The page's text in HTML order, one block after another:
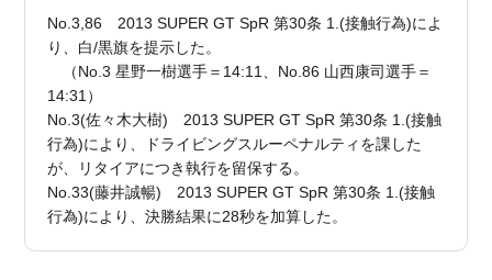
No.3,86 2013 SUPER GT SpR 第30条 1.(接触行為)によ
り、白/黒旗を提示した。
（No.3 星野一樹選手＝14:11、No.86 山西康司選手＝
14:31）
No.3(佐々木大樹) 2013 SUPER GT SpR 第30条 1.(接触
行為)により、ドライビングスルーペナルティを課した
が、リタイアにつき執行を留保する。
No.33(藤井誠暢) 2013 SUPER GT SpR 第30条 1.(接触
行為)により、決勝結果に28秒を加算した。